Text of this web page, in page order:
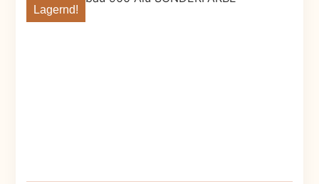
Lagernd!